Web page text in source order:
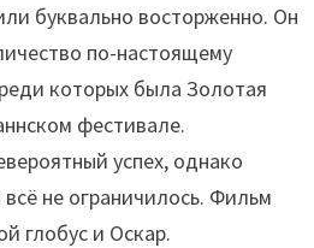
буквально восторженно. Он
по-настоящему
которых была Золотая
фестивале.
успех, однако
не ограничилось. Фильм
глобус и Оскар.